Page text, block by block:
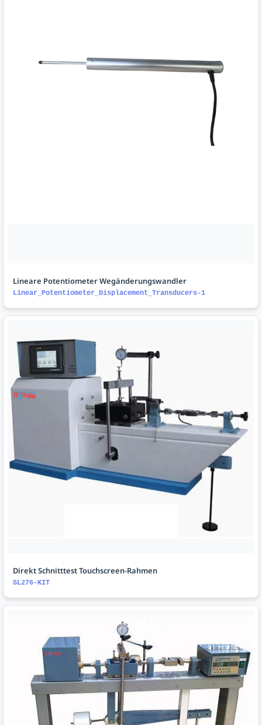
Lineare Potentiometer Wegänderungswandler
Linear_Potentiometer_Displacement_Transducers-1
Direkt Schnitttest Touchscreen-Rahmen
SL276-KIT